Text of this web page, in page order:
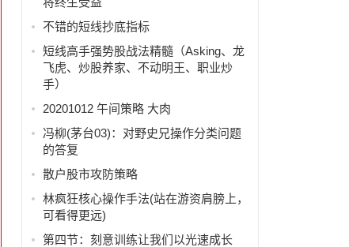
不错的短线抄底指标
短线高手强势股战法精髓（Asking、龙
飞虎、炒股养家、不动明王、职业炒
手）
20201012 午间策略 大肉
冯柳(茅台03)：对野史兄操作分类问题
的答复
散户股市攻防策略
林疯狂核心操作手法(站在游资肩膀上，
可看得更远)
第四节：刻意训练让我们以光速成长